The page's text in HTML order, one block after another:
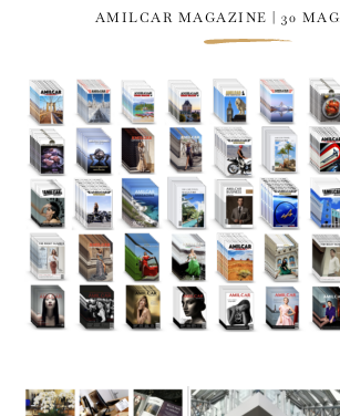
AMILCAR MAGAZINE | 30